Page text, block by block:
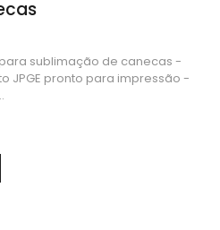
sublimação de canecas -
JPGE pronto para impressão -